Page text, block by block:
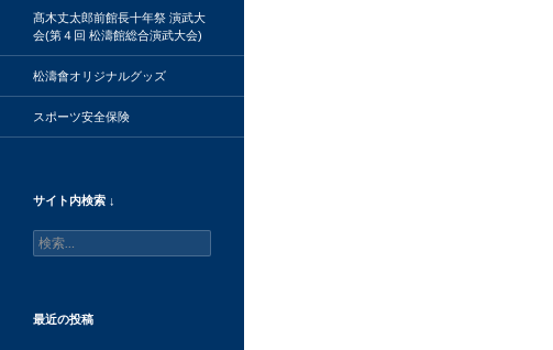
髙木丈太郎前館長十年祭 演武大
会(第４回 松濤館総合演武大会)
松濤會オリジナルグッズ
スポーツ安全保険
サイト内検索 ↓
検
索:
最近の投稿